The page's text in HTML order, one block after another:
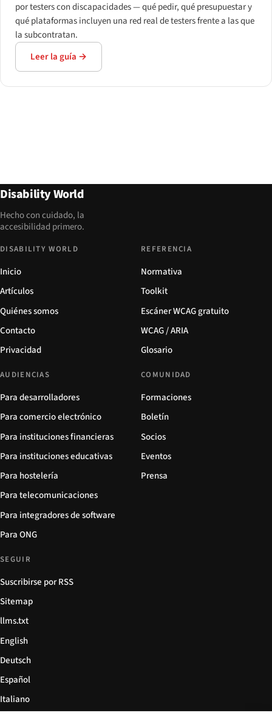
por testers con discapacidades — qué pedir, qué presupuestar y
qué plataformas incluyen una red real de testers frente a las que
la subcontratan.
Leer la guía →
Disability World
Hecho con cuidado, la
accesibilidad primero.
DISABILITY WORLD
Inicio
Artículos
Quiénes somos
Contacto
Privacidad
REFERENCIA
Normativa
Toolkit
Escáner WCAG gratuito
WCAG / ARIA
Glosario
AUDIENCIAS
Para desarrolladores
Para comercio electrónico
Para instituciones financieras
Para instituciones educativas
Para hostelería
Para telecomunicaciones
Para integradores de software
Para ONG
COMUNIDAD
Formaciones
Boletín
Socios
Eventos
Prensa
SEGUIR
Suscribirse por RSS
Sitemap
llms.txt
English
Deutsch
Español
Italiano